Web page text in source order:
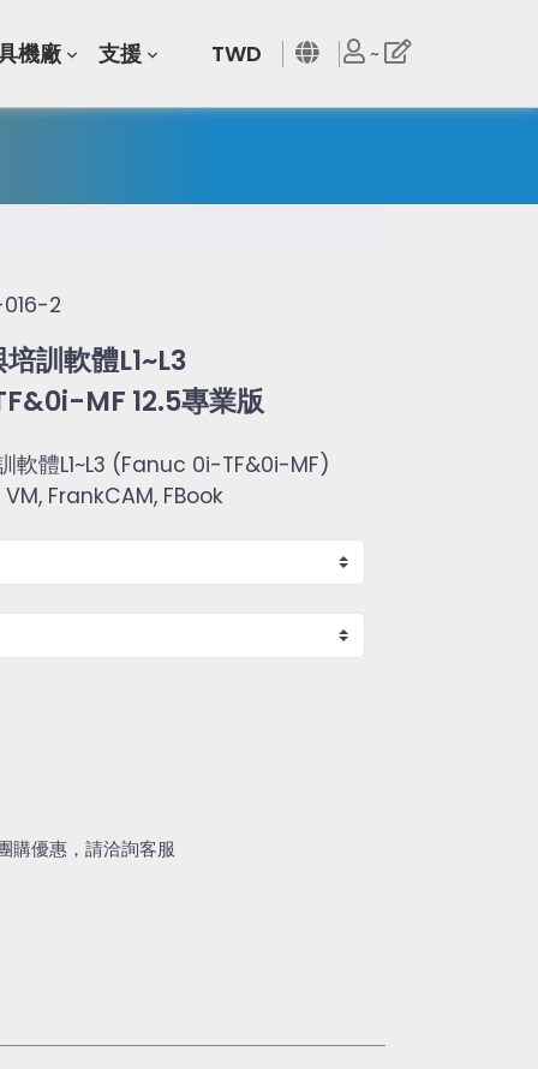
機廠 支援 TWD ~
2
訓軟體L1~L3
MF 12.5專業版
軟體L1~L3 (Fanuc 0i-TF&0i-MF)
FrankCAM, FBook
購優惠，請洽詢客服